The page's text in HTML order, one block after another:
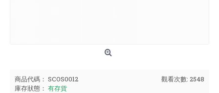
觀看次數: 2548
商品代碼： SCOS0012
庫存狀態： 有存貨